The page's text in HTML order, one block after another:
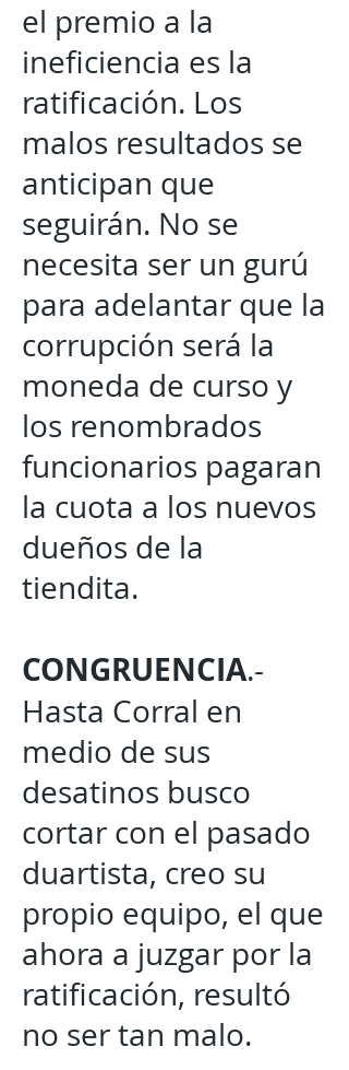
el premio a la
ineficiencia es la
ratificación. Los
malos resultados se
anticipan que
seguirán. No se
necesita ser un gurú
para adelantar que la
corrupción será la
moneda de curso y
los renombrados
funcionarios pagaran
la cuota a los nuevos
dueños de la
tiendita.
CONGRUENCIA.-
Hasta Corral en
medio de sus
desatinos busco
cortar con el pasado
duartista, creo su
propio equipo, el que
ahora a juzgar por la
ratificación, resultó
no ser tan malo.